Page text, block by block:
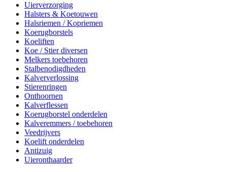
Uierverzorging
Halsters & Koetouwen
Halsriemen / Kopriemen
Koerugborstels
Koeliften
Koe / Stier diversen
Melkers toebehoren
Stalbenodigdheden
Kalververlossing
Stierenringen
Onthoornen
Kalverflessen
Koerugborstel onderdelen
Kalveremmers / toebehoren
Veedrijvers
Koelift onderdelen
Antizuig
Uieronthaarder